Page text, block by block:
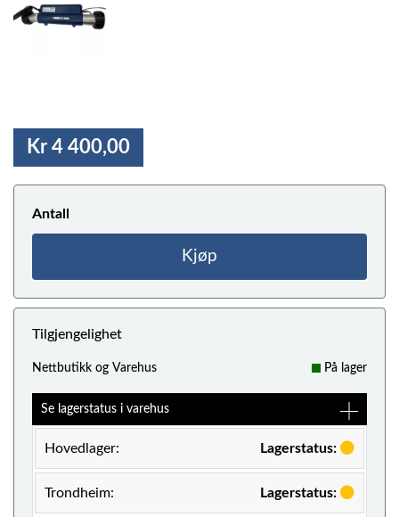
Kr 4 400,00
Antall
Kjøp
Tilgjengelighet
Nettbutikk og Varehus På lager
Se lagerstatus i varehus
Hovedlager: Lagerstatus:
Trondheim: Lagerstatus: